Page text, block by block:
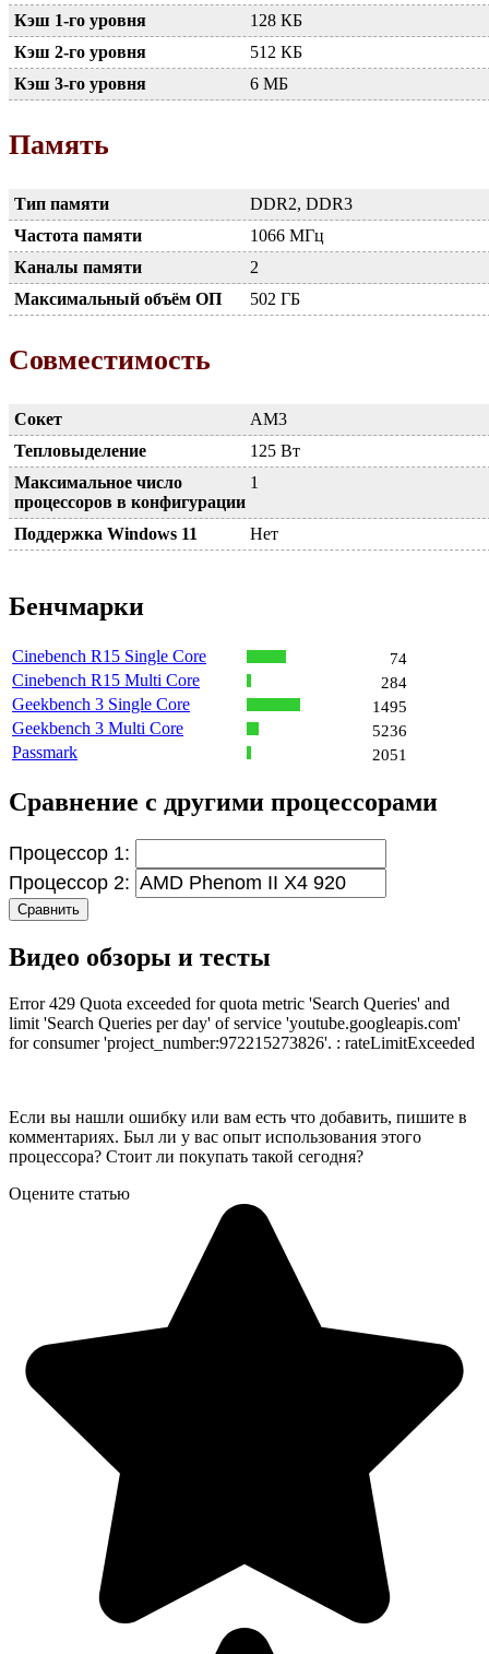
Кэш 1-го уровня
128 КБ
Кэш 2-го уровня
512 КБ
Кэш 3-го уровня
6 МБ
Память
Тип памяти
DDR2, DDR3
Частота памяти
1066 МГц
Каналы памяти
2
Максимальный объём ОП
502 ГБ
Совместимость
Сокет
AM3
Тепловыделение
125 Вт
Максимальное число
процессоров в конфигурации
1
Поддержка Windows 11 Нет
Бенчмарки
Cinebench R15 Single Core 74
Cinebench R15 Multi Core 284
Geekbench 3 Single Core 1495
Geekbench 3 Multi Core 5236
Passmark 2051
Сравнение с другими процессорами
Процессор 1:
Процессор 2:
Сравнить
Видео обзоры и тесты
Error 429 Quota exceeded for quota metric 'Search Queries' and
limit 'Search Queries per day' of service 'youtube.googleapis.com'
for consumer 'project_number:972215273826'. : rateLimitExceeded
Если вы нашли ошибку или вам есть что добавить, пишите в
комментариях. Был ли у вас опыт использования этого
процессора? Стоит ли покупать такой сегодня?
Оцените статью